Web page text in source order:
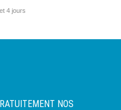
4 jours
NOS